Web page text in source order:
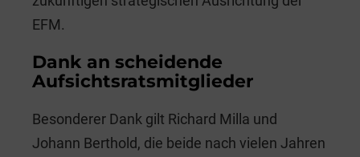
EFM.
Dank an scheidende
Aufsichtsratsmitglieder
Besonderer Dank gilt Richard Milla und
Johann Berthold, die beide nach vielen Jahren